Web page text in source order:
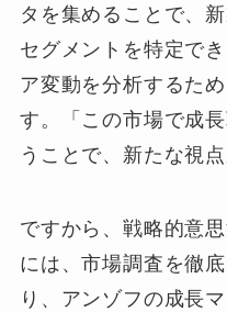
タを集めることで、
セグメントを特定で
ア変動を分析するた
す。「この市場で成
うことで、新たな視点
ですから、戦略的意
には、市場調査を徹
り、アンゾフの成長